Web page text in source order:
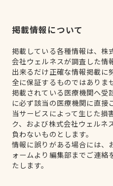
掲載情報について
掲載している各種情報は、株
会社ウェルネスが調査した情
出来るだけ正確な情報掲載に
全に保証するものではありま
掲載されている医療機関へ受
に必ず該当の医療機関に直接
当サービスによって生じた損
ク、および株式会社ウェルネ
負わないものとします。
情報に誤りがある場合には、
ォームより編集部までご連絡
たします。